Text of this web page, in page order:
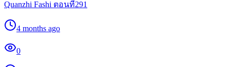
Quanzhi Fashi ตอนที่291
4 months ago
0